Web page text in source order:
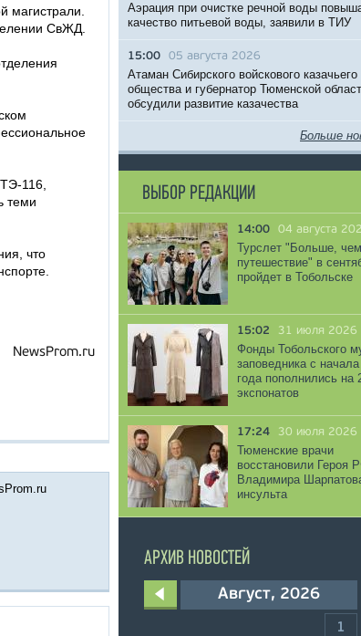
магистрали.
СвЖД.
116,
теми
что
NewsProm.ru
Аэрация при очистке речной воды
качество питьевой воды, заявили в ТИУ
15:00 05 августа 2026
Атаман Сибирского войскового казачьего
общества и губернатор Тюменской
обсудили развитие казачества
Больше
ВЫБОР РЕДАКЦИИ
14:00 04 августа
Турслет "Больше, чем
путешествие" в
пройдет в Тобольске
15:02 31 июля 2026
Фонды Тобольского
заповедника с
года пополнились на
экспонатов
17:24 30 июля 2026
Тюменские врачи
восстановили Героя
Владимира
инсульта
АРХИВ НОВОСТЕЙ
Август, 2026
1